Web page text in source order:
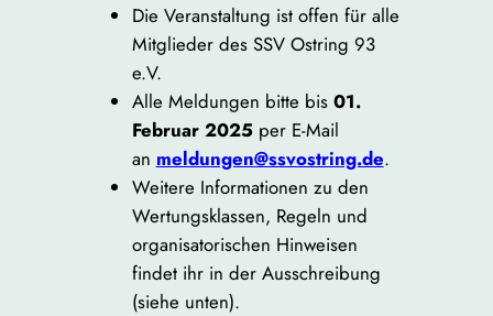
Die Veranstaltung ist offen für alle
Mitglieder des SSV Ostring 93
e.V.
Alle Meldungen bitte bis 01.
Februar 2025per E-Mail
an meldungen@ssvostring.de.
Weitere Informationen zu den
Wertungsklassen, Regeln und
organisatorischen Hinweisen
findet ihr in der Ausschreibung
(siehe unten).